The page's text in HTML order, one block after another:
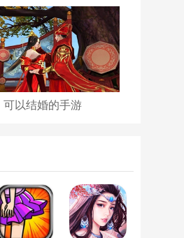
可以结婚的手游